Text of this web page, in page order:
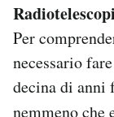
Radiotelescopi
Per
necessario
decina di anni
nemmeno che